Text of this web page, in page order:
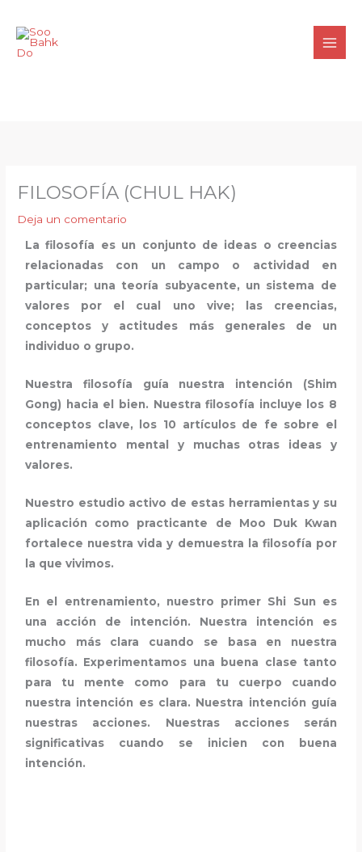
FILOSOFÍA (CHUL HAK)
Deja un comentario
La filosofía es un conjunto de ideas o creencias
relacionadas con un campo o actividad en
particular; una teoría subyacente, un sistema de
valores por el cual uno vive; las creencias,
conceptos y actitudes más generales de un
individuo o grupo.
Nuestra filosofía guía nuestra intención (Shim
Gong) hacia el bien. Nuestra filosofía incluye los 8
conceptos clave, los 10 artículos de fe sobre el
entrenamiento mental y muchas otras ideas y
valores.
Nuestro estudio activo de estas herramientas y su
aplicación como practicante de Moo Duk Kwan
fortalece nuestra vida y demuestra la filosofía por
la que vivimos.
En el entrenamiento, nuestro primer Shi Sun es
una acción de intención. Nuestra intención es
mucho más clara cuando se basa en nuestra
filosofía. Experimentamos una buena clase tanto
para tu mente como para tu cuerpo cuando
nuestra intención es clara. Nuestra intención guía
nuestras acciones. Nuestras acciones serán
significativas cuando se inicien con buena
intención.